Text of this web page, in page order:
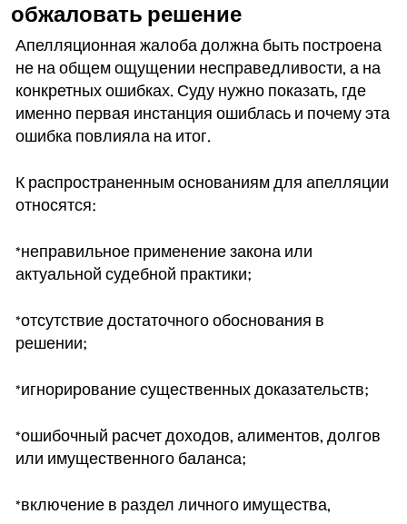
обжаловать решение
Апелляционная жалоба должна быть построена
не на общем ощущении несправедливости, а на
конкретных ошибках. Суду нужно показать, где
именно первая инстанция ошиблась и почему эта
ошибка повлияла на итог.
К распространенным основаниям для апелляции
относятся:
*неправильное применение закона или
актуальной судебной практики;
*отсутствие достаточного обоснования в
решении;
*игнорирование существенных доказательств;
*ошибочный расчет доходов, алиментов, долгов
или имущественного баланса;
*включение в раздел личного имущества,